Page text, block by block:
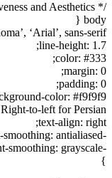
/* Global Styling for Responsiveness and Aesthetics */
body {
‘Arial’, sans-serif;
line-height: 1.7;
color: #333;
margin: 0;
padding: 0;
color: #f9f9f9;
to-left for Persian */
text-align: right;
-webkit-font-smoothing: antialiased;
-moz-osx-font-smoothing: grayscale;
}